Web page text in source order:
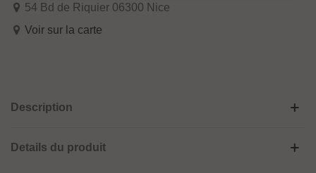
54 Bd de Riquier 06300 Nice
Voir sur la carte
Description
Details du produit